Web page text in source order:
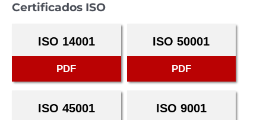
Certificados ISO
ISO 14001
PDF
ISO 50001
PDF
ISO 45001 ISO 9001